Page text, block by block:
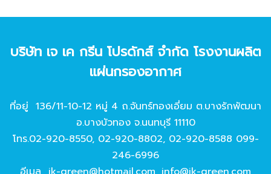
บริษัท เจ เค กรีน โปรดักส์ จํากัด โรงงานผลิต
แผ่นกรองอากาศ
ที่อยู่ 136/11-10-12 หมู่ 4 ถ.จันทร์ทองเอี่ยม ต.บางรักพัฒนา
อ.บางบัวทอง จ.นนทบุรี 11110
โทร.02-920-8550, 02-920-8802, 02-920-8588 099-
246-6996